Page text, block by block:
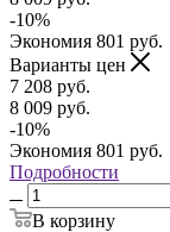
-10%
Экономия 801 руб.
Варианты цен
7 208 руб.
8 009 руб.
-10%
Экономия 801 руб.
Подробности
В корзину